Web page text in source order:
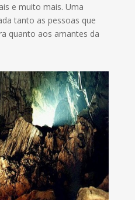
e muito mais. Uma
tanto as pessoas que
quanto aos amantes da